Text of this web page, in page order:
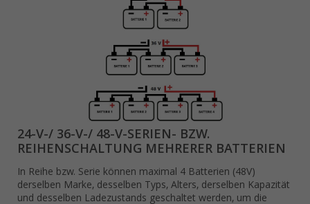
24-V-/ 36-V-/ 48-V-SERIEN- BZW.
REIHENSCHALTUNG MEHRERER BATTERIEN
In Reihe bzw. Serie können maximal 4 Batterien (48V)
derselben Marke, desselben Typs, Alters, derselben Kapazität
und desselben Ladezustands geschaltet werden, um die